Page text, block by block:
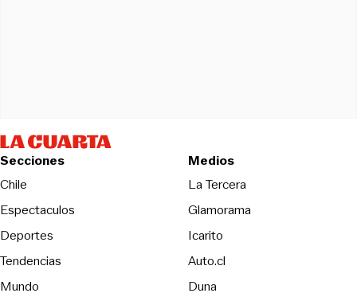
Secciones
Chile
Espectaculos
Deportes
Tendencias
Mundo
Medios
La TerceraOpens in new
Glamorama
Icarito
Auto.cl
DunaOpens in new window